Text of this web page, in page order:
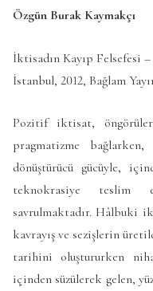
Özgün Burak Kaymakçı
İktisadın Kayıp Felsefesi
İstanbul, 2012, Bağlam
Pozitif iktisat,
pragmatizme
dönüştürücü gücüyle,
teknokrasiye teslim
savrulmaktadır. Hâlbuki
kavrayış ve sezişlerin
tarihini oluştururken
içinden süzülerek gelen,